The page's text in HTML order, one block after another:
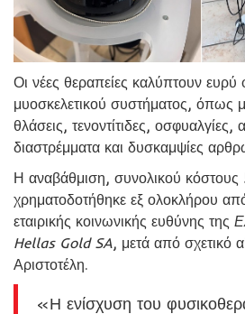
Οι νέες θεραπείες καλύπτουν
μυοσκελετικού συστήματος, όπως
θλάσεις, τενοντίτιδες, οσφυαλγίες,
διαστρέμματα και δυσκαμψίες
Η αναβάθμιση, συνολικού κόστους
χρηματοδοτήθηκε εξ ολοκλήρου
εταιρικής κοινωνικής ευθύνης της
Hellas Gold SA, μετά από σχετικό
Αριστοτέλη.
«Η ενίσχυση του